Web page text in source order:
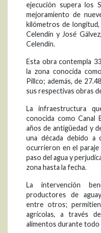
ejecución supera los
mejoramiento de
kilómetros de
Celendín y José
Celendín.
Esta obra contempla
la zona conocida
Pillco; además, de
sus respectivas obras
La infraestructura
conocida como Canal
años de antigüedad y
una década debido a
ocurrieron en el paraje
paso del agua y
zona hasta la fecha.
La intervención
productores de
entre otros;
agrícolas, a través
alimentos durante todo